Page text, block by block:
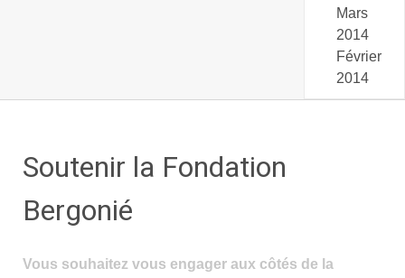
Mars
2014
Février
2014
Soutenir la Fondation
Bergonié
Vous souhaitez vous engager aux côtés de la